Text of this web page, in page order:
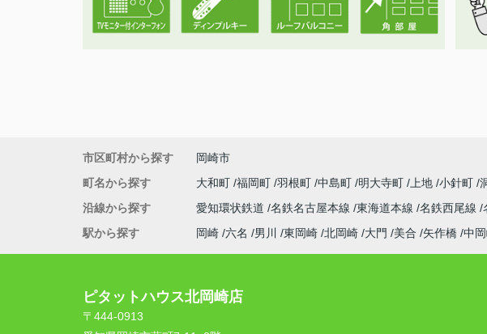
市区町村から探す
岡崎市
町名から探す
大和町 福岡町 羽根町 中島町 明大寺町 上地 小針町
沿線から探す
愛知環状鉄道 名鉄名古屋本線 東海道本線 名鉄西尾線
駅から探す
岡崎 六名 男川 東岡崎 北岡崎 大門 美合 矢作橋 中
ピタットハウス北岡崎店
〒444-0913